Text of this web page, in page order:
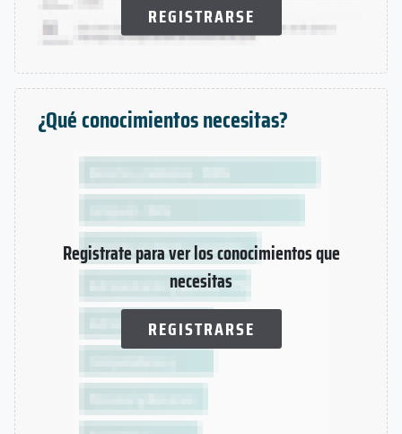
REGISTRARSE
¿Qué conocimientos necesitas?
Registrate para ver los conocimientos que
necesitas
REGISTRARSE